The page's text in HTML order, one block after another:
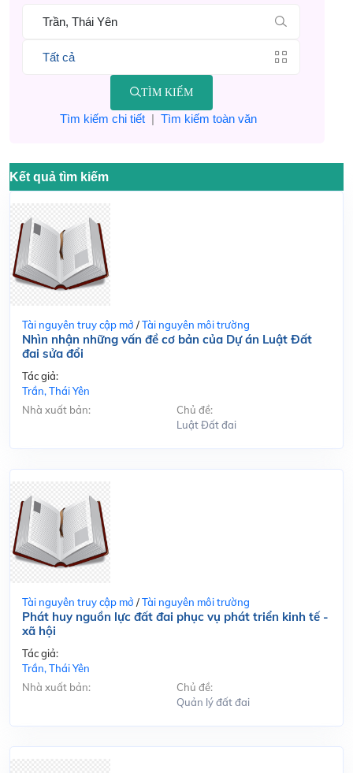
TÌM KIẾM
Tìm kiếm chi tiết| Tìm kiếm toàn văn
Kết quả tìm kiếm
Tài nguyên truy cập mở /Tài nguyên môi trường
Nhìn nhận những vấn đề cơ bản của Dự án Luật Đất
đai sửa đổi
Tác giả:
Trần, Thái Yên
Nhà xuất bản:
Chủ đề:
Luật Đất đai
Tài nguyên truy cập mở /Tài nguyên môi trường
Phát huy nguồn lực đất đai phục vụ phát triển kinh tế -
xã hội
Tác giả:
Trần, Thái Yên
Nhà xuất bản:
Chủ đề:
Quản lý đất đai